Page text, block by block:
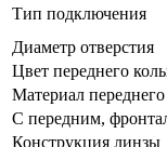
Тип подключения
Диаметр отверстия
Цвет переднего
Материал переднего
С передним,
Конструкция линзы